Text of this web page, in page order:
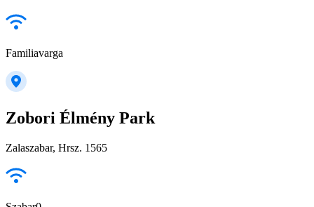
Familiavarga
Zobori Élmény Park
Zalaszabar, Hrsz. 1565